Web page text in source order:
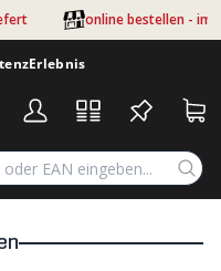
online bestellen - im
Erlebnis